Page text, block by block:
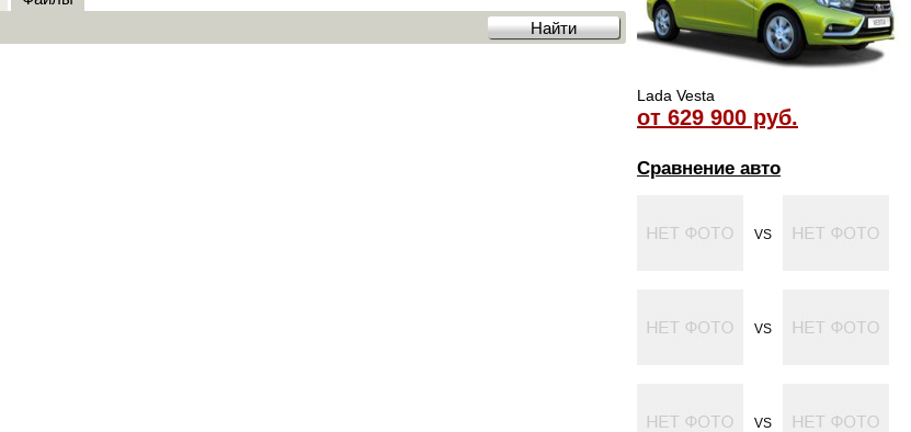
Lada Vesta
от 629 900 руб.
Сравнение авто
VS
VS
VS